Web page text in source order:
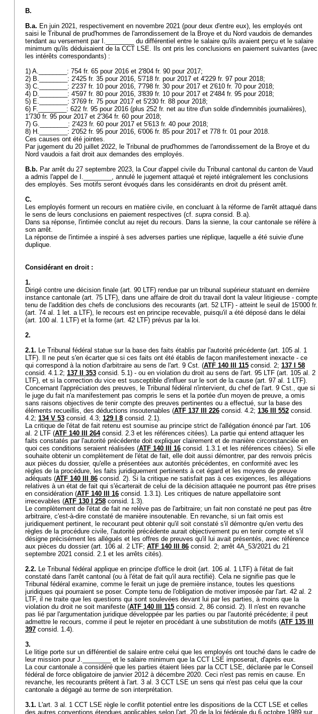
B.
B.a. En juin 2021, respectivement en novembre 2021 (pour deux d'entre eux), les employés ont
saisi le Tribunal de prud'hommes de l'arrondissement de la Broye et du Nord vaudois de demandes
tendant au versement par I.________ du différentiel entre le salaire qu'ils avaient perçu et le salaire
minimum qu'ils déduisaient de la CCT LSE. Ils ont pris les conclusions en paiement suivantes (avec
les intérêts correspondants) :
1) A.________: 754 fr. 65 pour 2016 et 2'804 fr. 90 pour 2017;
2) B.________: 2'425 fr. 35 pour 2016, 5'718 fr. pour 2017 et 4'229 fr. 97 pour 2018;
3) C.________: 2'237 fr. 10 pour 2016, 7'798 fr. 30 pour 2017 et 2'610 fr. 70 pour 2018;
4) D.________: 4'597 fr. 80 pour 2016, 3'839 fr. 10 pour 2017 et 2'484 fr. 95 pour 2018;
5) E.________: 3'769 fr. 75 pour 2017 et 5'230 fr. 88 pour 2018;
6) F.________: 622 fr. 95 pour 2016 (plus 252 fr. net au titre d'un solde d'indemnités journalières),
1'730 fr. 95 pour 2017 et 2'364 fr. 60 pour 2018;
7) G.________: 2'423 fr. 60 pour 2017 et 5'613 fr. 40 pour 2018;
8) H.________: 2'052 fr. 95 pour 2016, 6'006 fr. 85 pour 2017 et 778 fr. 01 pour 2018.
Ces causes ont été jointes.
Par jugement du 20 juillet 2022, le Tribunal de prud'hommes de l'arrondissement de la Broye et du
Nord vaudois a fait droit aux demandes des employés.
B.b. Par arrêt du 27 septembre 2023, la Cour d'appel civile du Tribunal cantonal du canton de Vaud
a admis l'appel de I.________, annulé le jugement attaqué et rejeté intégralement les conclusions
des employés. Ses motifs seront évoqués dans les considérants en droit du présent arrêt.
C.
Les employés forment un recours en matière civile, en concluant à la réforme de l'arrêt attaqué dans
le sens de leurs conclusions en paiement respectives (cf. supra consid. B.a).
Dans sa réponse, l'intimée conclut au rejet du recours. Dans la sienne, la cour cantonale se réfère à
son arrêt.
La réponse de l'intimée a inspiré à ses adverses parties une réplique, laquelle a été suivie d'une
duplique.
Considérant en droit :
1.
Dirigé contre une décision finale (art. 90 LTF) rendue par un tribunal supérieur statuant en dernière
instance cantonale (art. 75 LTF), dans une affaire de droit du travail dont la valeur litigieuse - compte
tenu de l'addition des chefs de conclusions des recourants (art. 52 LTF) - atteint le seuil de 15'000 fr.
(art. 74 al. 1 let. a LTF), le recours est en principe recevable, puisqu'il a été déposé dans le délai
(art. 100 al. 1 LTF) et la forme (art. 42 LTF) prévus par la loi.
2.
2.1. Le Tribunal fédéral statue sur la base des faits établis par l'autorité précédente (art. 105 al. 1
LTF). Il ne peut s'en écarter que si ces faits ont été établis de façon manifestement inexacte - ce
qui correspond à la notion d'arbitraire au sens de l'art. 9 Cst. (ATF 140 III 115 consid. 2; 137 I 58
consid. 4.1.2; 137 II 353 consid. 5.1) - ou en violation du droit au sens de l'art. 95 LTF (art. 105 al. 2
LTF), et si la correction du vice est susceptible d'influer sur le sort de la cause (art. 97 al. 1 LTF).
Concernant l'appréciation des preuves, le Tribunal fédéral n'intervient, du chef de l'art. 9 Cst., que si
le juge du fait n'a manifestement pas compris le sens et la portée d'un moyen de preuve, a omis
sans raisons objectives de tenir compte des preuves pertinentes ou a effectué, sur la base des
éléments recueillis, des déductions insoutenables (ATF 137 III 226 consid. 4.2; 136 III 552 consid.
4.2; 134 V 53 consid. 4.3; 129 I 8 consid. 2.1).
La critique de l'état de fait retenu est soumise au principe strict de l'allégation énoncé par l'art. 106
al. 2 LTF (ATF 140 III 264consid. 2.3 et les références citées). La partie qui entend attaquer les
faits constatés par l'autorité précédente doit expliquer clairement et de manière circonstanciée en
quoi ces conditions seraient réalisées (ATF 140 III 16 consid. 1.3.1 et les références citées). Si elle
souhaite obtenir un complètement de l'état de fait, elle doit aussi démontrer, par des renvois précis
aux pièces du dossier, qu'elle a présentées aux autorités précédentes, en conformité avec les
règles de la procédure, les faits juridiquement pertinents à cet égard et les moyens de preuve
adéquats (ATF 140 III 86 consid. 2). Si la critique ne satisfait pas à ces exigences, les allégations
relatives à un état de fait qui s'écarterait de celui de la décision attaquée ne pourront pas être prises
en considération (ATF 140 III 16 consid. 1.3.1). Les critiques de nature appellatoire sont
irrecevables (ATF 130 I 258 consid. 1.3).
Le complètement de l'état de fait ne relève pas de l'arbitraire; un fait non constaté ne peut pas être
arbitraire, c'est-à-dire constaté de manière insoutenable. En revanche, si un fait omis est
juridiquement pertinent, le recourant peut obtenir qu'il soit constaté s'il démontre qu'en vertu des
règles de la procédure civile, l'autorité précédente aurait objectivement pu en tenir compte et s'il
désigne précisément les allégués et les offres de preuves qu'il lui avait présentés, avec référence
aux pièces du dossier (art. 106 al. 2 LTF; ATF 140 III 86 consid. 2; arrêt 4A_53/2021 du 21
septembre 2021 consid. 2.1 et les arrêts cités).
2.2. Le Tribunal fédéral applique en principe d'office le droit (art. 106 al. 1 LTF) à l'état de fait
constaté dans l'arrêt cantonal (ou à l'état de fait qu'il aura rectifié). Cela ne signifie pas que le
Tribunal fédéral examine, comme le ferait un juge de première instance, toutes les questions
juridiques qui pourraient se poser. Compte tenu de l'obligation de motiver imposée par l'art. 42 al. 2
LTF, il ne traite que les questions qui sont soulevées devant lui par les parties, à moins que la
violation du droit ne soit manifeste (ATF 140 III 115 consid. 2, 86 consid. 2). Il n'est en revanche
pas lié par l'argumentation juridique développée par les parties ou par l'autorité précédente; il peut
admettre le recours, comme il peut le rejeter en procédant à une substitution de motifs (ATF 135 III
397 consid. 1.4).
3.
Le litige porte sur un différentiel de salaire entre celui que les employés ont touché dans le cadre de
leur mission pour J.________ et le salaire minimum que la CCT LSE imposerait, d'après eux.
La cour cantonale a considéré que les parties étaient liées par la CCT LSE, déclarée par le Conseil
fédéral de force obligatoire de janvier 2012 à décembre 2020. Ceci n'est pas remis en cause. En
revanche, les recourants prêtent à l'art. 3 al. 3 CCT LSE un sens qui n'est pas celui que la cour
cantonale a dégagé au terme de son interprétation.
3.1. L'art. 3 al. 1 CCT LSE règle le conflit potentiel entre les dispositions de la CCT LSE et celles
des autres conventions étendues applicables selon l'art. 20 de la loi fédérale du 6 octobre 1989 sur